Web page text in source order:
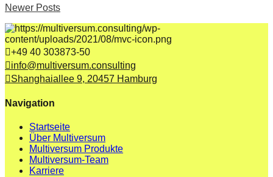
Newer Posts
+49 40 303873-50
info@multiversum.consulting
Shanghaiallee 9, 20457 Hamburg
Navigation
Startseite
Über Multiversum
Multiversum Produkte
Multiversum-Team
Karriere